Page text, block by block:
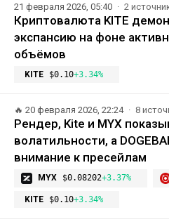
21 февраля 2026, 05:40 2
Криптовалюта KITE
экспансию на фоне
объёмов
KITE $0.10+3.34%
🔥 20 февраля 2026, 22:24 8
Рендер, Kite и MYX
волатильности, а
внимание к пресейлам
MYX $0.08202+3.37%
KITE $0.10+3.34%